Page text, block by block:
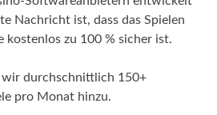
Nachricht ist, dass das Spielen
kostenlos zu 100 % sicher ist.
wir durchschnittlich 150+
pro Monat hinzu.